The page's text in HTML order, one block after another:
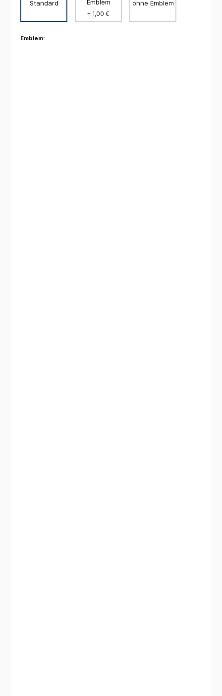
Standard
Emblem
+ 1,00 €
ohne Emblem
Emblem: